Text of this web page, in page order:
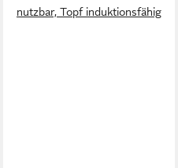
nutzbar, Topf induktionsfähig